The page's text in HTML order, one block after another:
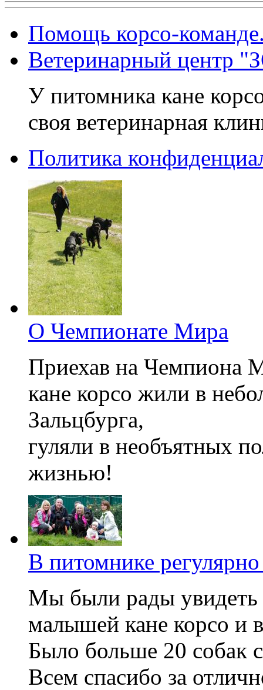
Помощь корсо-
Ветеринарный
У питомника кане
своя ветеринарная
Политика
О Чемпионате Мира
Приехав на Чемпиона
кане корсо жили в
Зальцбурга,
гуляли в необъятных
жизнью!
В питомнике
Мы были рады увидеть
малышей кане корсо и
Было больше 20 собак
Всем спасибо за